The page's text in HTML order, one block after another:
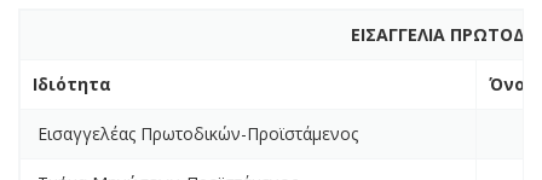
ΕΙΣΑΓΓΕΛΙΑ
Ιδιότητα
Εισαγγελέας Πρωτοδικών-Προϊστάμενος